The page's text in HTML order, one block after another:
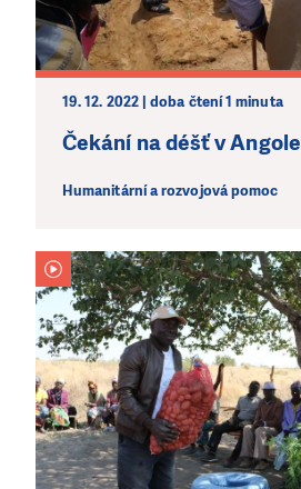
19. 12. 2022 | doba čtení 1 minuta
Čekání na déšť v Angole
Humanitární a rozvojová pomoc